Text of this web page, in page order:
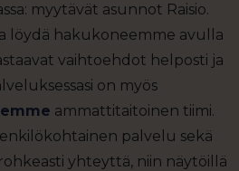
myytävät asunnot Raisio.
löydä hakukoneemme avulla
vaihtoehdot helposti ja
on myös
ammattitaitoinen tiimi.
palvelu sekä
yhteyttä, niin näytöillä